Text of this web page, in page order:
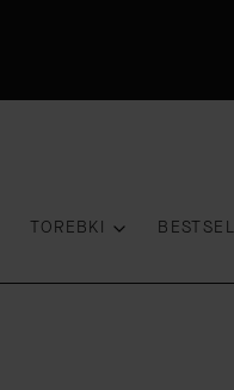
TOREBKI